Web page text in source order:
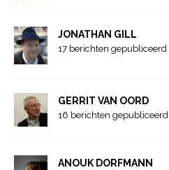
JONATHAN GILL
17 berichten gepubliceerd
GERRIT VAN OORD
16 berichten gepubliceerd
ANOUK DORFMANN